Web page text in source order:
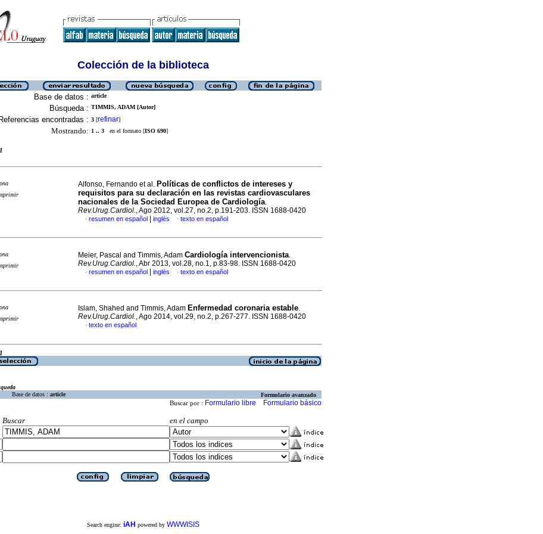
Colección de la biblioteca
Base de datos : article
Búsqueda : TIMMIS, ADAM [Autor]
Referencias encontradas : 3 [refinar]
Mostrando: 1 .. 3 en el formato [ISO 690]
Alfonso, Fernando et al. Políticas de conflictos de intereses y
requisitos para su declaración en las revistas cardiovasculares
nacionales de la Sociedad Europea de Cardiología.
Rev.Urug.Cardiol., Ago 2012, vol.27, no.2, p.191-203. ISSN 1688-0420
· resumen en español inglés · texto en español
Meier, Pascal and Timmis, Adam Cardiología intervencionista.
Rev.Urug.Cardiol., Abr 2013, vol.28, no.1, p.83-98. ISSN 1688-0420
· resumen en español inglés · texto en español
Islam, Shahed and Timmis, Adam Enfermedad coronaria estable.
Rev.Urug.Cardiol., Ago 2014, vol.29, no.2, p.267-277. ISSN 1688-0420
· texto en español
Base de datos : article Formulario avanzado
Buscar por : Formulario libre Formulario básico
Buscar
en el campo
Search engine: iAH powered by WWWISIS